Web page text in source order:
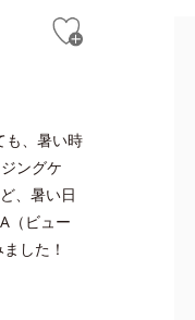
も、暑い時
ングケ
、暑い日
（ビュー
した！